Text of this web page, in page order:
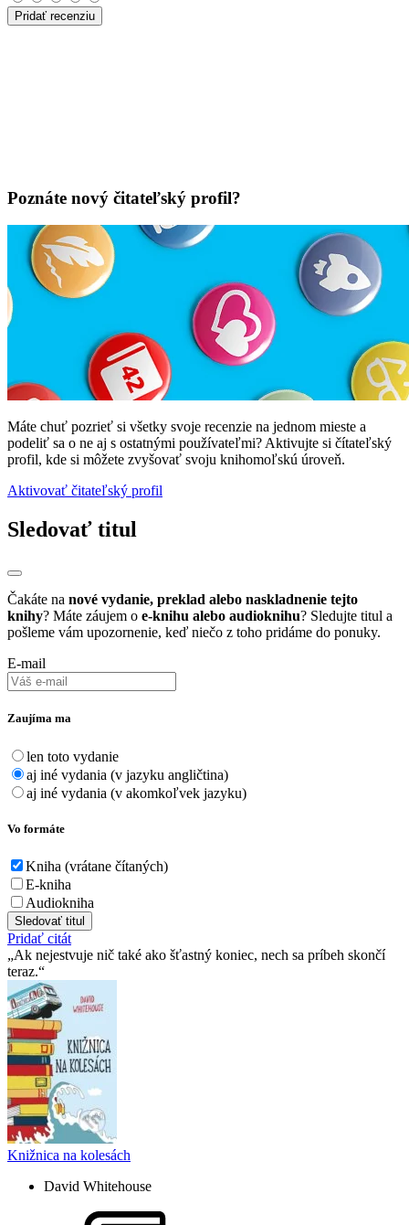
Pridať recenziu
Poznáte nový čitateľský profil?
Máte chuť pozrieť si všetky svoje recenzie na jednom mieste a
podeliť sa o ne aj s ostatnými používateľmi? Aktivujte si čítateľský
profil, kde si môžete zvyšovať svoju knihomoľskú úroveň.
Aktivovať čitateľský profil
Sledovať titul
Čakáte na nové vydanie, preklad alebo naskladnenie tejto
knihy? Máte záujem o e-knihu alebo audioknihu? Sledujte titul a
pošleme vám upozornenie, keď niečo z toho pridáme do ponuky.
E-mail
Zaujíma ma
len toto vydanie
aj iné vydania (v jazyku angličtina)
aj iné vydania (v akomkoľvek jazyku)
Vo formáte
Kniha (vrátane čítaných)
E-kniha
Audiokniha
Sledovať titul
Pridať citát
Ak nejestvuje nič také ako šťastný koniec, nech sa príbeh skončí
teraz.
Knižnica na kolesách
David Whitehouse